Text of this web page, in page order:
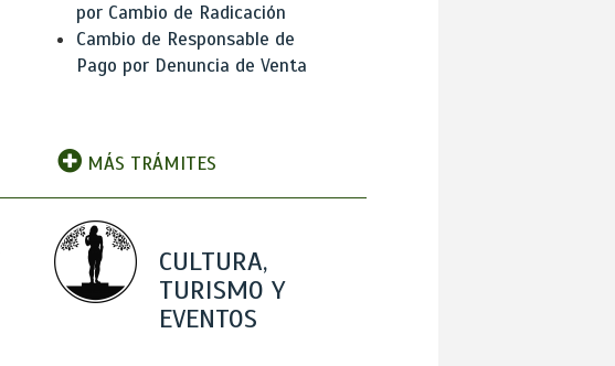
por Cambio de Radicación
Cambio de Responsable de
Pago por Denuncia de Venta
MÁS TRÁMITES
CULTURA,
TURISMO Y
EVENTOS